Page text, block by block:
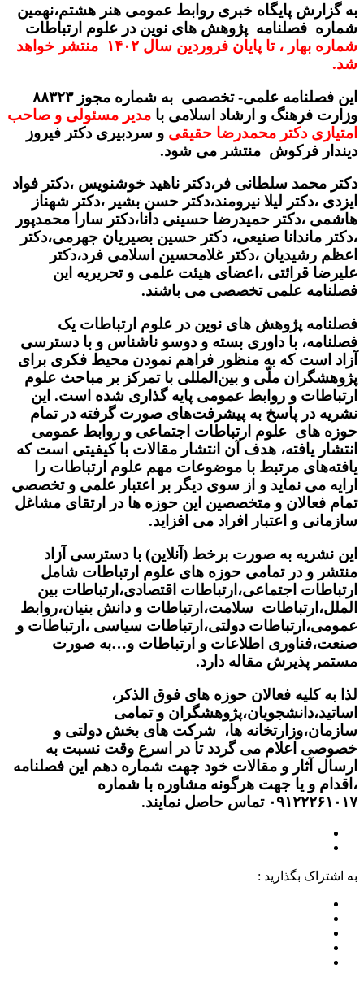
به گزارش پایگاه خبری روابط عمومی هنر هشتم،نهمین
شماره فصلنامه پژوهش های نوین در علوم ارتباطات
شماره بهار ، تا پایان فروردین سال ۱۴۰۲ منتشر خواهد
شد.
این فصلنامه علمی- تخصصی به شماره مجوز ۸۸۳۲۳
وزارت فرهنگ و ارشاد اسلامی با مدیر مسئولی و صاحب
امتیازی دکتر محمدرضا حقیقی و سردبیری دکتر فیروز
دیندار فرکوش منتشر می شود.
دکتر محمد سلطانی فر،دکتر ناهید خوشنویس ،دکتر فواد
ایزدی ،دکتر لیلا نیرومند،دکتر حسن بشیر ،دکتر شهناز
هاشمی ،دکتر حمیدرضا حسینی دانا،دکتر سارا محمدپور
،دکتر ماندانا صنیعی، دکتر حسین بصیریان جهرمی،دکتر
اعظم رشیدیان ،دکتر غلامحسین اسلامی فرد،دکتر
علیرضا قرائتی ،اعضای هیئت علمی و تحریریه این
فصلنامه علمی تخصصی می باشند.
فصلنامه پژوهش های نوین در علوم ارتباطات یک
فصلنامه، با داوری بسته و دوسو ناشناس و با دسترسی
آزاد است که به منظور فراهم نمودن محیط فکری برای
پژوهشگران ملّی و بین‌المللی با تمرکز بر مباحث علوم
ارتباطات و روابط عمومی پایه گذاری شده است. این
نشریه در پاسخ به پیشرفت‌های صورت گرفته در تمام
حوزه های علوم ارتباطات اجتماعی و روابط عمومی
انتشار یافته، هدف آن انتشار مقالات با کیفیتی است که
یافته‌های مرتبط با موضوعات مهم علوم ارتباطات را
ارایه می‌ نماید و از سوی دیگر بر اعتبار علمی و تخصصی
تمام فعالان و متخصصین این حوزه ها در ارتقای مشاغل
سازمانی و اعتبار افراد می افزاید.
این نشریه به صورت برخط (آنلاین) با دسترسی آزاد
منتشر و در تمامی حوزه های علوم ارتباطات شامل
ارتباطات اجتماعی،ارتباطات اقتصادی،ارتباطات بین
الملل،ارتباطات سلامت،ارتباطات و دانش بنیان،روابط
عمومی،ارتباطات دولتی،ارتباطات سیاسی ،ارتباطات و
صنعت،فناوری اطلاعات و ارتباطات و…به صورت
مستمر پذیرش مقاله دارد.
لذا به کلیه فعالان حوزه های فوق الذکر،
اساتید،دانشجویان،پژوهشگران و تمامی
سازمان،وزارتخانه ها، شرکت های بخش دولتی و
خصوصی اعلام می گردد تا در اسرع وقت نسبت به
ارسال آثار و مقالات خود جهت شماره دهم این فصلنامه
،اقدام و یا جهت هرگونه مشاوره با شماره
۰۹۱۲۲۲۶۱۰۱۷ تماس حاصل نمایند.
به اشتراک بگذارید :